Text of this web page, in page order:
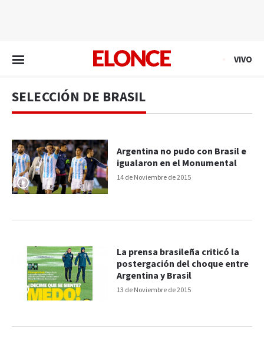
VIVO
SELECCIÓN DE BRASIL
14 de Noviembre de 2015
Argentina no pudo con Brasil e
igualaron en el Monumental
13 de Noviembre de 2015
La prensa brasileña criticó la
postergación del choque entre
Argentina y Brasil